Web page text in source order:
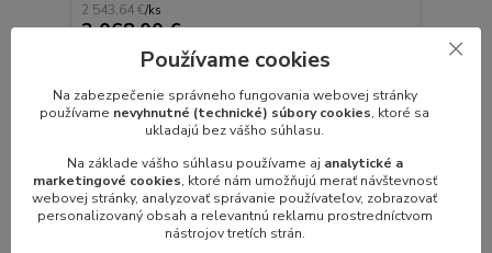
2 543,64 €/ks
2 068,00 €bez DPH
Pridať do košíka
Používame cookies
Na zabezpečenie správneho fungovania webovej stránky
používame nevyhnutné (technické) súbory cookies, ktoré sa
ukladajú bez vášho súhlasu.
Na základe vášho súhlasu používame aj analytické a
marketingové cookies, ktoré nám umožňujú merať návštevnosť
webovej stránky, analyzovať správanie používateľov, zobrazovať
personalizovaný obsah a relevantnú reklamu prostredníctvom
nástrojov tretích strán.